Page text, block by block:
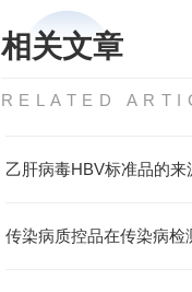
相关文章
RELATED
乙肝病毒HBV标准品的来